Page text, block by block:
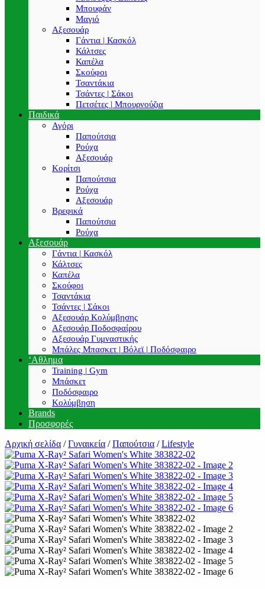
Μπουφάν
Μαγιό
Αξεσουάρ
Γάντια | Κασκόλ
Κάλτσες
Καπέλα
Σκούφοι
Τσαντάκια
Τσάντες | Σάκοι
Πετσέτες | Μπουρνούζια
Παιδικά
Αγόρι
Παπούτσια
Ρούχα
Αξεσουάρ
Κορίτσι
Παπούτσια
Ρούχα
Αξεσουάρ
Βρεφικά
Παπούτσια
Ρούχα
Αξεσουάρ
Γάντια | Κασκόλ
Κάλτσες
Καπέλα
Σκούφοι
Τσαντάκια
Τσάντες | Σάκοι
Αξεσουάρ Κολύμβησης
Αξεσουάρ Ποδοσφαίρου
Αξεσουάρ Γυμναστικής
Μπάλες Μπασκετ | Βόλεϊ | Ποδόσφαιρο
‘Αθλημα
Training | Gym
Μπάσκετ
Ποδόσφαιρο
Κολύμβηση
Brands
Προσφορές
Αρχική σελίδα / Γυναικεία / Παπούτσια / Lifestyle